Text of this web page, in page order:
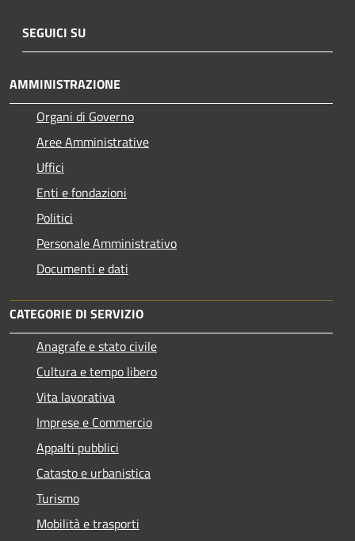
SEGUICI SU
AMMINISTRAZIONE
Organi di Governo
Aree Amministrative
Uffici
Enti e fondazioni
Politici
Personale Amministrativo
Documenti e dati
CATEGORIE DI SERVIZIO
Anagrafe e stato civile
Cultura e tempo libero
Vita lavorativa
Imprese e Commercio
Appalti pubblici
Catasto e urbanistica
Turismo
Mobilità e trasporti